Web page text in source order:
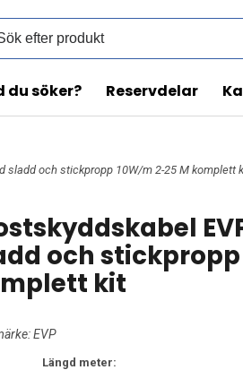
du söker? Reservdelar
sladd och stickpropp 10W/m 2-25 M komplett
och stickpropp
kit
EVP
Längd meter: